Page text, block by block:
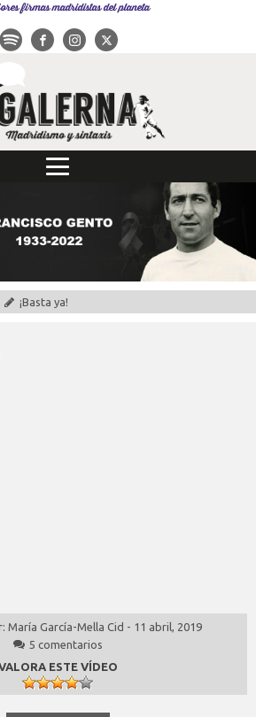
firmas madridistas del planeta
¡Basta ya!
María García-Mella Cid - 11 abril, 2019
5 comentarios
ESTE VÍDEO